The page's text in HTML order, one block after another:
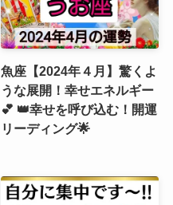
魚座【2024年４月】驚くよ
うな展開！幸せエネルギー
💕 👑幸せを呼び込む！開運
リーディング🌟